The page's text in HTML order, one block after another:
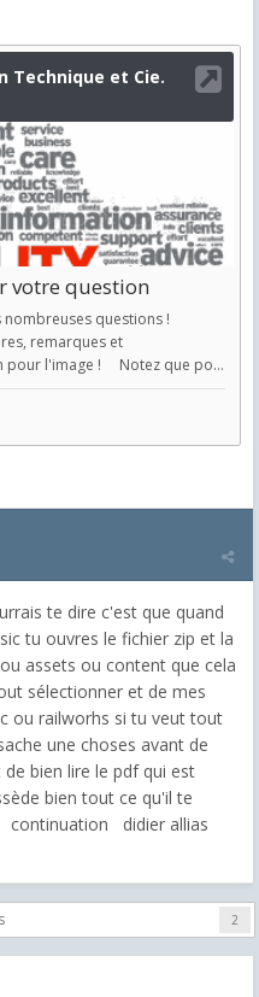
te dire c'est que quand
tu ouvres le fichier zip et la
assets ou content que cela
sélectionner et de mes
ou railworhs si tu veut tout
une choses avant de
bien lire le pdf qui est
bien tout ce qu'il te
continuation didier allias
2